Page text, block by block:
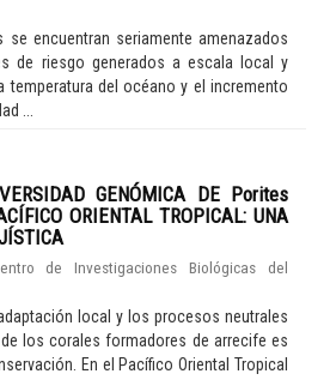
encuentran seriamente amenazados
de riesgo generados a escala local y
temperatura del océano y el incremento
...
GENÓMICA DE Porites
ORIENTAL TROPICAL: UNA
de Investigaciones Biológicas del
local y los procesos neutrales
los corales formadores de arrecife es
En el Pacífico Oriental Tropical